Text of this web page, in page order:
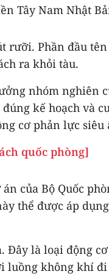
Tây Nam Nhật
rưỡi. Phần đầu
ra khỏi tàu.
nhóm nghiên
kế hoạch và
cơ phản lực siêu
quốc phòng]
của Bộ Quốc
thể được áp dụng
Đây là loại động
luồng không khí